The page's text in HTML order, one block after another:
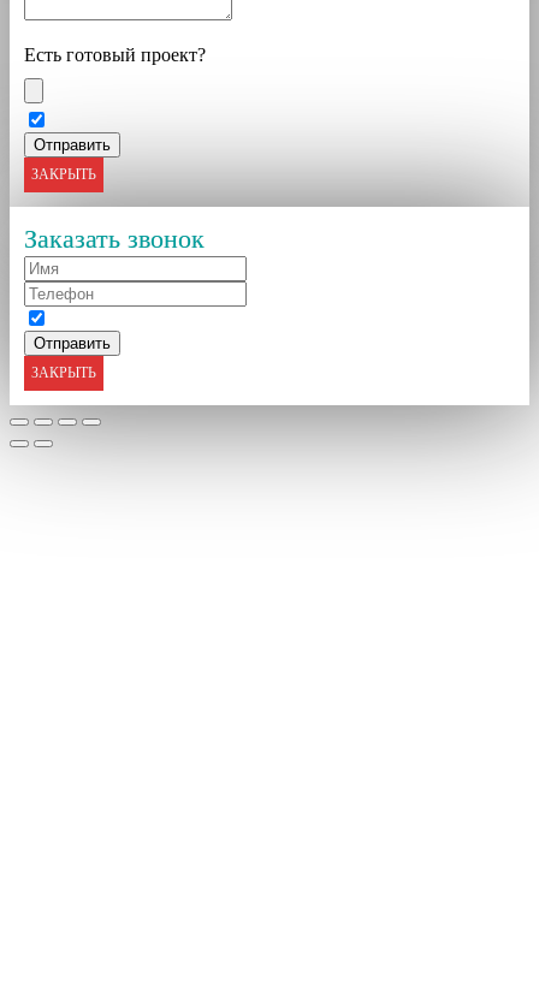
Есть готовый проект?
ЗАКРЫТЬ
Заказать звонок
ЗАКРЫТЬ